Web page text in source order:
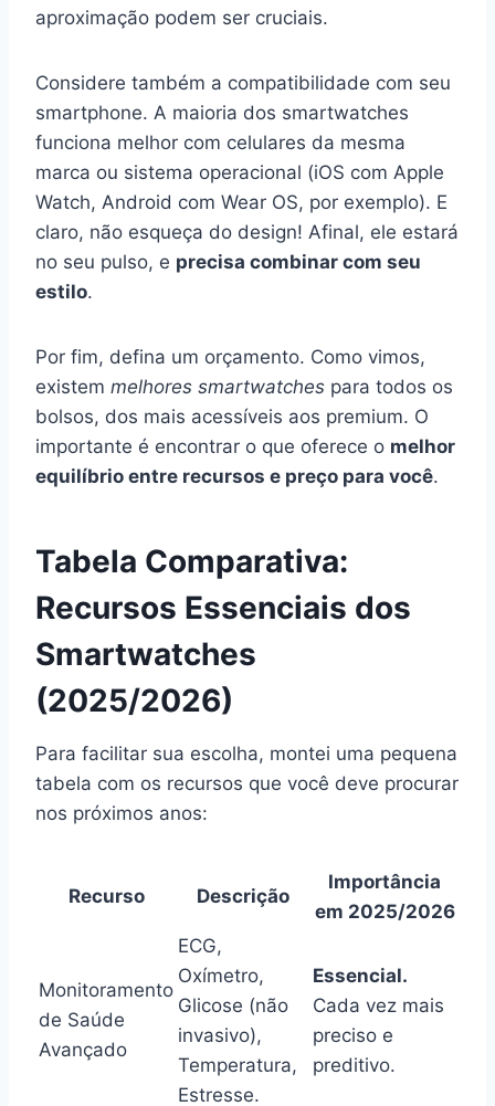
aproximação podem ser cruciais.
Considere também a compatibilidade com seu
smartphone. A maioria dos smartwatches
funciona melhor com celulares da mesma
marca ou sistema operacional (iOS com Apple
Watch, Android com Wear OS, por exemplo). E
claro, não esqueça do design! Afinal, ele estará
no seu pulso, e precisa combinar com seu
estilo.
Por fim, defina um orçamento. Como vimos,
existem melhores smartwatches para todos os
bolsos, dos mais acessíveis aos premium. O
importante é encontrar o que oferece o melhor
equilíbrio entre recursos e preço para você.
Tabela Comparativa:
Recursos Essenciais dos
Smartwatches
(2025/2026)
Para facilitar sua escolha, montei uma pequena
tabela com os recursos que você deve procurar
nos próximos anos:
Recurso Descrição
Importância
em 2025/2026
Monitoramento
de Saúde
Avançado
ECG,
Oxímetro,
Glicose (não
invasivo),
Temperatura,
Estresse.
Essencial.
Cada vez mais
preciso e
preditivo.